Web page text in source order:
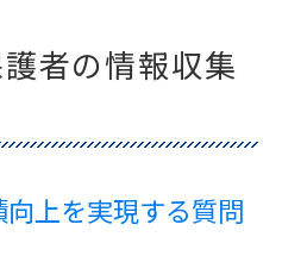
者の情報収集
上を実現する質問